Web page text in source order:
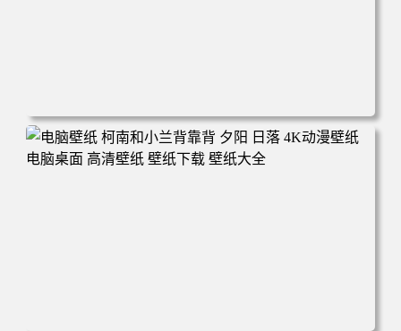
电脑壁纸 动漫 兔子朱迪 狐狸尼克 疯狂动物城 秋叶 秋天森
林 蓝天 4k壁纸 电脑桌面 高清壁纸 壁纸下载 壁纸大全